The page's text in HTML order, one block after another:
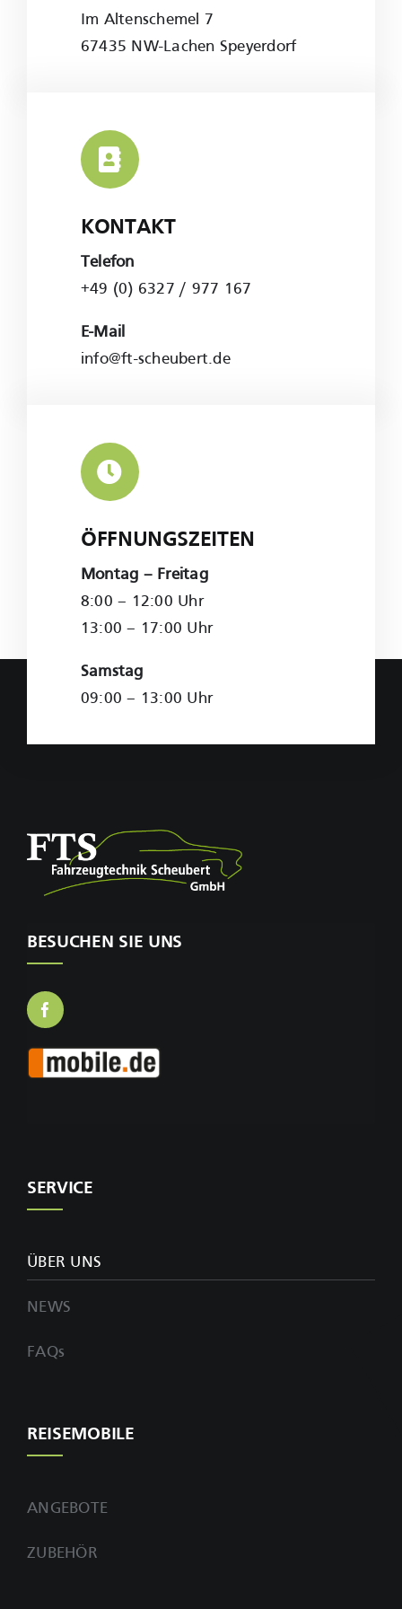
Im Altenschemel 7
67435 NW-Lachen Speyerdorf
KONTAKT
Telefon
+49 (0) 6327 / 977 167
E-Mail
info@ft-scheubert.de
ÖFFNUNGSZEITEN
Montag – Freitag
8:00 – 12:00 Uhr
13:00 – 17:00 Uhr
Samstag
09:00 – 13:00 Uhr
BESUCHEN SIE UNS
SERVICE
ÜBER UNS
NEWS
FAQs
REISEMOBILE
ANGEBOTE
ZUBEHÖR